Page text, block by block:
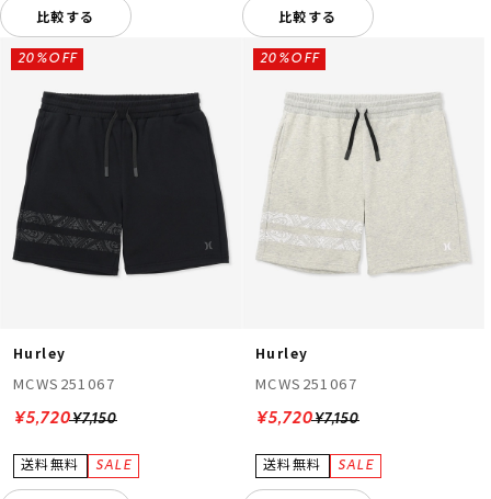
比較する 比較する
Hurley
MCWS251067
¥7,150
20%OFF
¥5,720
Hurley
MCWS251067
¥7,150
20%OFF
¥5,720